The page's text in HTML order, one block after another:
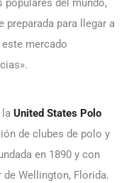
populares del mundo,
preparada para llegar a
mercado
la United States Polo
de clubes de polo y
en 1890 y con
de Wellington, Florida.